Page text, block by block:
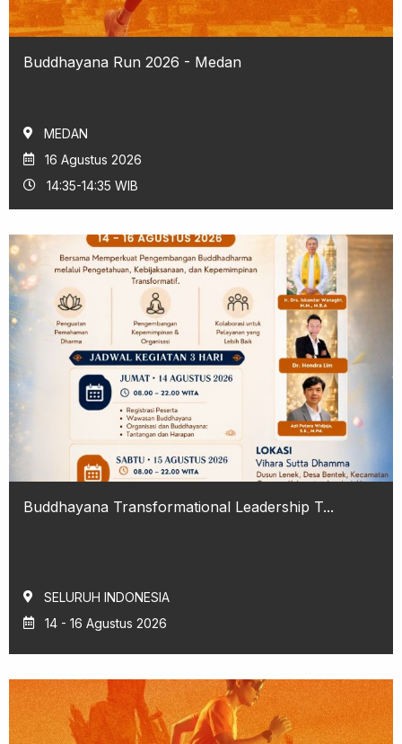
Buddhayana Run 2026 - Medan
MEDAN
16 Agustus 2026
14:35-14:35 WIB
Buddhayana Transformational Leadership T...
SELURUH INDONESIA
14 - 16 Agustus 2026